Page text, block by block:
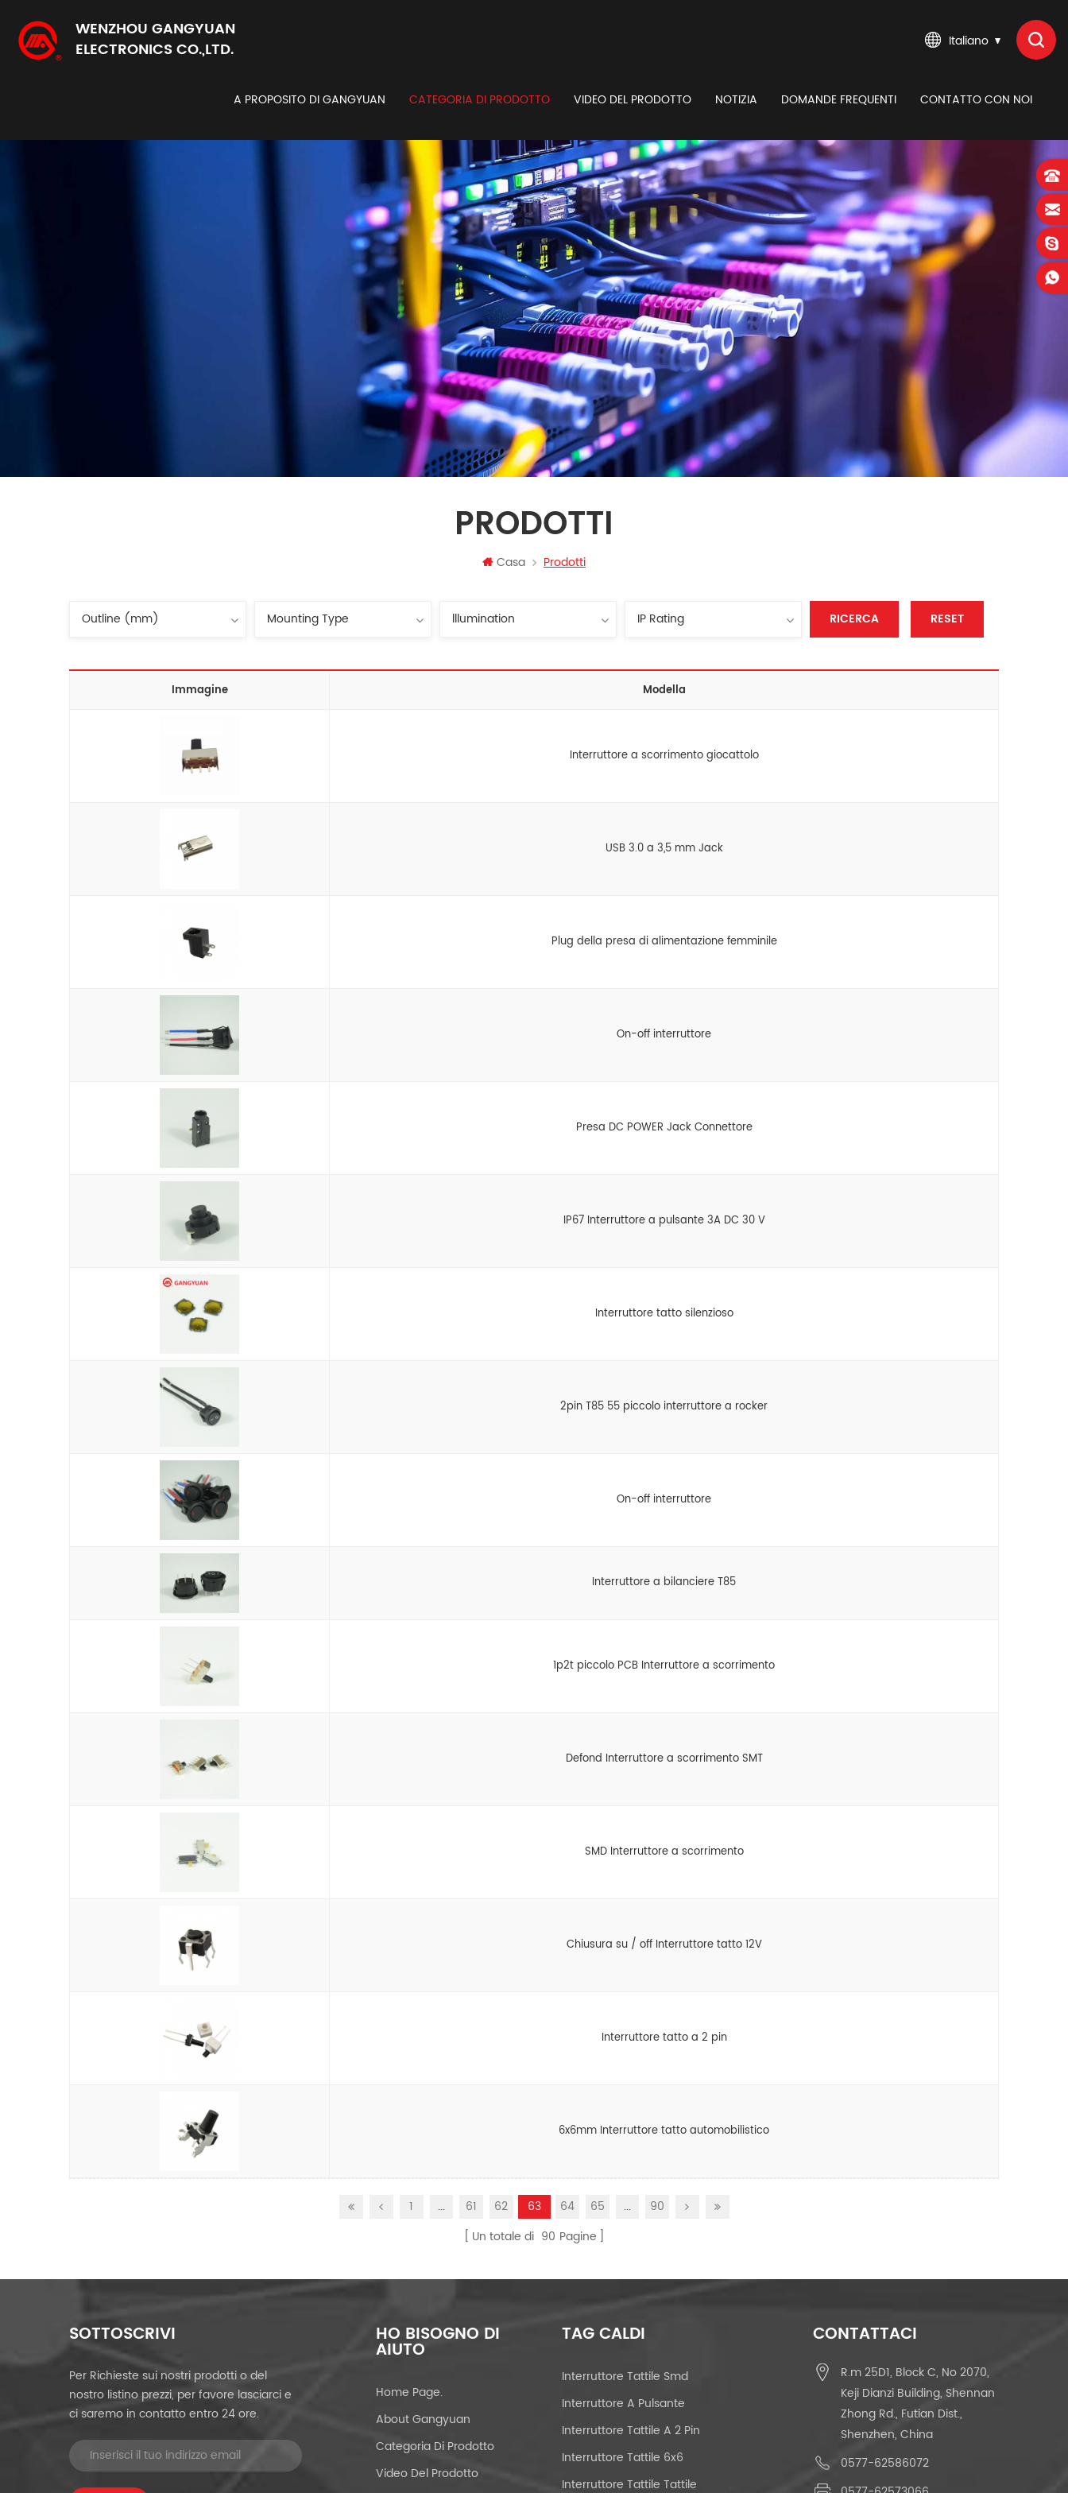
WENZHOU GANGYUAN
ELECTRONICS CO.,LTD.
Italiano
A PROPOSITO DI GANGYUAN CATEGORIA DI PRODOTTO VIDEO DEL PRODOTTO NOTIZIA DOMANDE FREQUENTI CONTATTO CON NOI
PRODOTTI
Casa Prodotti
RICERCA RESET
Immagine Modella
Interruttore a scorrimento giocattolo
USB 3.0 a 3,5 mm Jack
Plug della presa di alimentazione femminile
On-off interruttore
Presa DC POWER Jack Connettore
IP67 Interruttore a pulsante 3A DC 30 V
Interruttore tatto silenzioso
2pin T85 55 piccolo interruttore a rocker
On-off interruttore
Interruttore a bilanciere T85
1p2t piccolo PCB Interruttore a scorrimento
Defond Interruttore a scorrimento SMT
SMD Interruttore a scorrimento
Chiusura su / off Interruttore tatto 12V
Interruttore tatto a 2 pin
6x6mm Interruttore tatto automobilistico
1 ... 61 62 63 64 65 ...
90
Un totale di 90 Pagine
SOTTOSCRIVI
Per Richieste sui nostri prodotti o del
nostro listino prezzi, per favore lasciarci e
ci saremo in contatto entro 24 ore.
HO BISOGNO DI
AIUTO
Home Page.
About Gangyuan
Categoria Di Prodotto
Video Del Prodotto
TAG CALDI
Interruttore Tattile Smd
Interruttore A Pulsante
Interruttore Tattile A 2 Pin
Interruttore Tattile 6x6
Interruttore Tattile Tattile
CONTATTACI
R.m 25D1, Block C, No 2070,
Keji Dianzi Building, Shennan
Zhong Rd., Futian Dist.,
Shenzhen, China
0577-62586072